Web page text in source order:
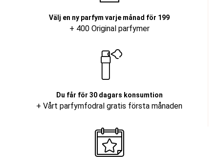
Välj en ny parfym varje månad för 199
+ 400 Original parfymer
Du får för 30 dagars konsumtion
+ Vårt parfymfodral gratis första månaden